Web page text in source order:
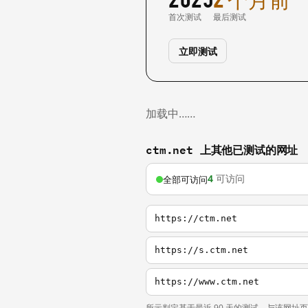
首次测试 最后测试
立即测试
加载中……
ctm.net 上其他已测试的网址
全部可访问4 可访问
https://ctm.net
https://s.ctm.net
https://www.ctm.net